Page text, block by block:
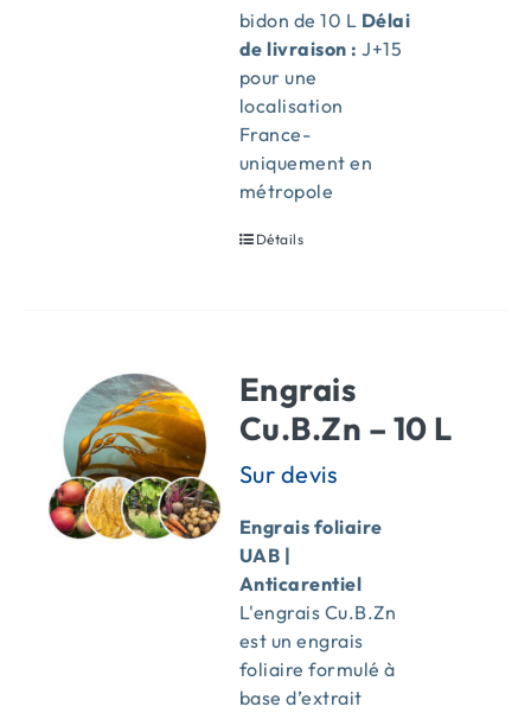
bidon de 10 L Délai
de livraison : J+15
pour une
localisation
France-
uniquement en
métropole
Détails
Engrais
Cu.B.Zn – 10 L
Engrais foliaire
UAB |
Anticarentiel
L'engrais Cu.B.Zn
est un engrais
foliaire formulé à
base d’extrait